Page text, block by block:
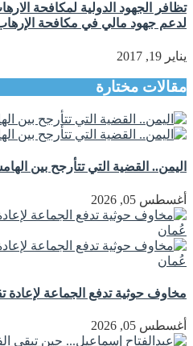
تظافر الجهود الدولية لمكافحة
لدعم جهود مالي في مكافحة
يناير 19, 2017
مقالات مختارة
اليمن.. القضية التي تتأرجح بين
أغسطس 05, 2026
مخاوف حوثية تدفع الجماعة لإعادة
أغسطس 05, 2026